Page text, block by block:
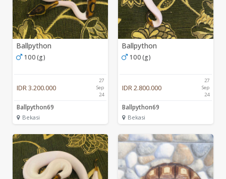
Ballpython
100 (g)
IDR 3.200.000
27
Sep
24
Ballpython69
Bekasi
Ballpython
100 (g)
IDR 2.800.000
27
Sep
24
Ballpython69
Bekasi